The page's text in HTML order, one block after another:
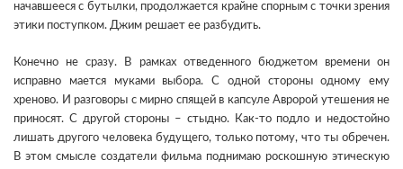
начавшееся с бутылки, продолжается крайне спорным с точки зрения
этики поступком. Джим решает ее разбудить.
Конечно не сразу. В рамках отведенного бюджетом времени он
исправно мается муками выбора. С одной стороны одному ему
хреново. И разговоры с мирно спящей в капсуле Авророй утешения не
приносят. С другой стороны – стыдно. Как-то подло и недостойно
лишать другого человека будущего, только потому, что ты обречен.
В этом смысле создатели фильма поднимаю роскошную этическую